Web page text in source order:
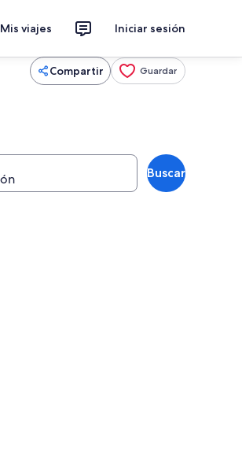
Mis viajes Iniciar sesión
Compartir Guardar
Buscar